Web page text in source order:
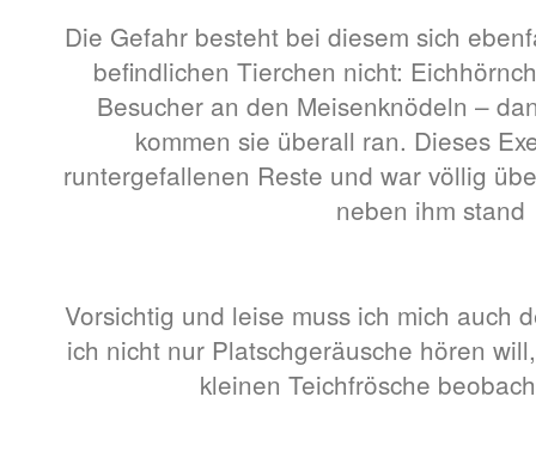
Die Gefahr besteht bei diesem sich
befindlichen Tierchen nicht:
Besucher an den Meisenknödeln –
kommen sie überall ran. Dieses
runtergefallenen Reste und war völlig
neben ihm stand
Vorsichtig und leise muss ich mich auch
ich nicht nur Platschgeräusche hören
kleinen Teichfrösche